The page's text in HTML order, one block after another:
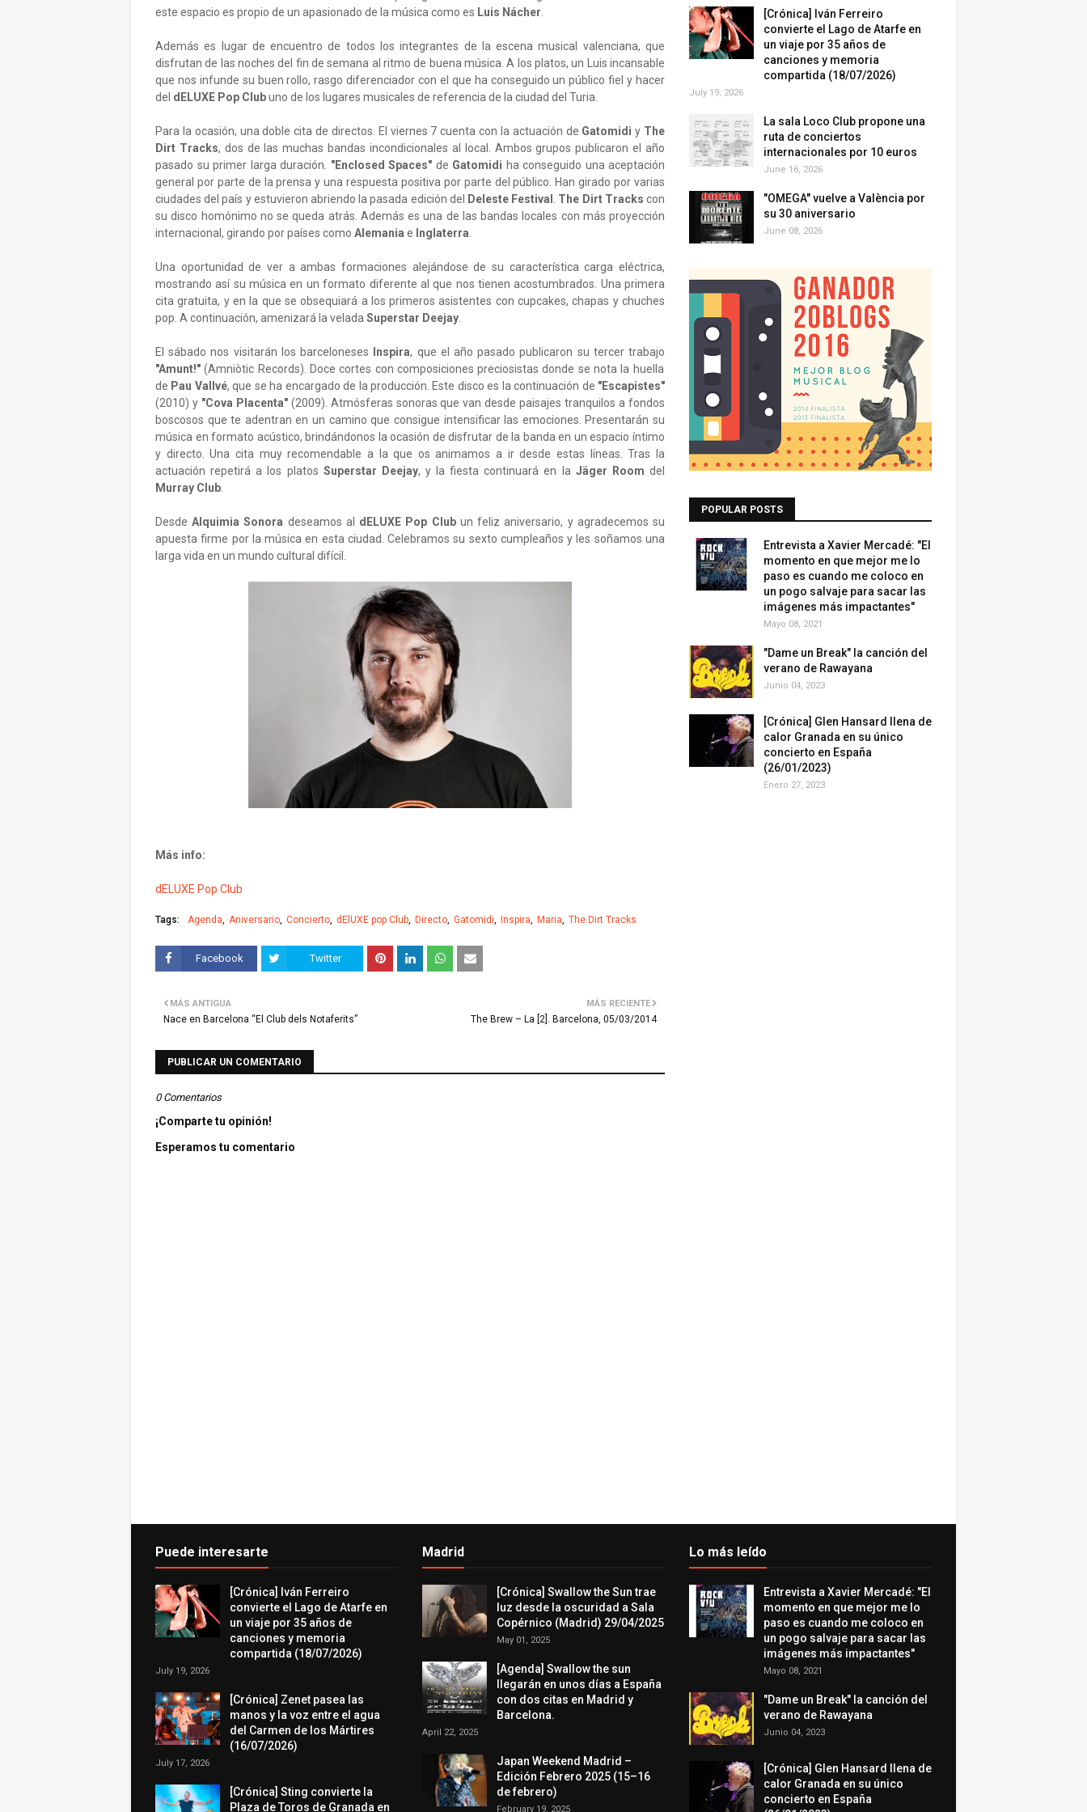
este espacio es propio de un apasionado de la música como es Luis Nácher
Además es lugar de encuentro de todos los integrantes de la escena musical valenciana, que
disfrutan de las noches del fin de semana al ritmo de buena música. A los platos, un Luis incansable
que nos infunde su buen rollo, rasgo diferenciador con el que ha conseguido un público fiel y hacer
del dELUXE Pop Clubuno de los lugares musicales de referencia de la ciudad del Turia.
Para la ocasión, una doble cita de directos. El viernes 7 cuenta con la actuación de Gatomidiy The
Dirt Tracks, dos de las muchas bandas incondicionales al local. Ambos grupos publicaron el año
pasado su primer larga duración. "Enclosed Spaces" de Gatomidi ha conseguido una aceptación
general por parte de la prensa y una respuesta positiva por parte del público. Han girado por varias
ciudades del país y estuvieron abriendo la pasada edición del
Deleste Festival The Dirt Tracks con
su disco homónimo no se queda atrás. Además es una de las bandas locales con más proyección
internacional, girando por países como Alemania e Inglaterra
Una oportunidad de ver a ambas formaciones alejándose de su característica carga eléctrica,
mostrando así su música en un formato diferente al que nos tienen acostumbrados. Una primera
cita gratuita, y en la que se obsequiará a los primeros asistentes con cupcakes, chapas y chuches
pop. A continuación, amenizará la velada Superstar Deejay
El sábado nos visitarán los barceloneses Inspira, que el año pasado publicaron su tercer trabajo
"Amunt!"(Amniòtic Records). Doce cortes con composiciones preciosistas donde se nota la huella
de Pau Vallvé, que se ha encargado de la producción. Este disco es la continuación de "Escapistes"
(2010) y "Cova Placenta"(2009). Atmósferas sonoras que van desde paisajes tranquilos a fondos
boscosos que te adentran en un camino que consigue intensificar las emociones. Presentarán su
música en formato acústico, brindándonos la ocasión de disfrutar de la banda en un espacio íntimo
y directo. Una cita muy recomendable a la que os animamos a ir desde estas líneas. Tras la
actuación repetirá a los platos Superstar Deejay, y la fiesta continuará en la Jäger Room del
Murray Club
DesdeAlquimia Sonora deseamos al dELUXE Pop Clubun feliz aniversario, y agradecemos su
apuesta firme por la música en esta ciudad. Celebramos su sexto cumpleaños y les soñamos una
larga vida en un mundo cultural difícil.
Más info:
dELUXE Pop Club
Tags: Agenda Aniversario Concierto dElUXE pop Club Directo Gatomidi Inspira Maria The Dirt Tracks
Facebook Twitter
MÁS RECIENTE
The Brew – La [2]. Barcelona, 05/03/2014
MÁS ANTIGUA
Nace en Barcelona “El Club dels Notaferits”
PUBLICAR UN COMENTARIO
0 Comentarios
¡Comparte tu opinión!
Esperamos tu comentario
[Crónica] Iván Ferreiro
convierte el Lago de Atarfe en
un viaje por 35 años de
canciones y memoria
compartida (18/07/2026)
July 19, 2026
La sala Loco Club propone una
ruta de conciertos
internacionales por 10 euros
June 16, 2026
"OMEGA" vuelve a València por
su 30 aniversario
June 08, 2026
POPULAR POSTS
Entrevista a Xavier Mercadé: "El
momento en que mejor me lo
paso es cuando me coloco en
un pogo salvaje para sacar las
imágenes más impactantes"
Mayo 08, 2021
"Dame un Break" la canción del
verano de Rawayana
Junio 04, 2023
[Crónica] Glen Hansard llena de
calor Granada en su único
concierto en España
(26/01/2023)
Enero 27, 2023
Puede interesarte
[Crónica] Iván Ferreiro
convierte el Lago de Atarfe en
un viaje por 35 años de
canciones y memoria
compartida (18/07/2026)
July 19, 2026
[Crónica] Zenet pasea las
manos y la voz entre el agua
del Carmen de los Mártires
(16/07/2026)
July 17, 2026
[Crónica] Sting convierte la
Plaza de Toros de Granada en
Madrid
[Crónica] Swallow the Sun trae
luz desde la oscuridad a Sala
Copérnico (Madrid) 29/04/2025
May 01, 2025
[Agenda] Swallow the sun
llegarán en unos días a España
con dos citas en Madrid y
Barcelona.
April 22, 2025
Japan Weekend Madrid –
Edición Febrero 2025 (15–16
de febrero)
February 19, 2025
Lo más leído
Entrevista a Xavier Mercadé: "El
momento en que mejor me lo
paso es cuando me coloco en
un pogo salvaje para sacar las
imágenes más impactantes"
Mayo 08, 2021
"Dame un Break" la canción del
verano de Rawayana
Junio 04, 2023
[Crónica] Glen Hansard llena de
calor Granada en su único
concierto en España